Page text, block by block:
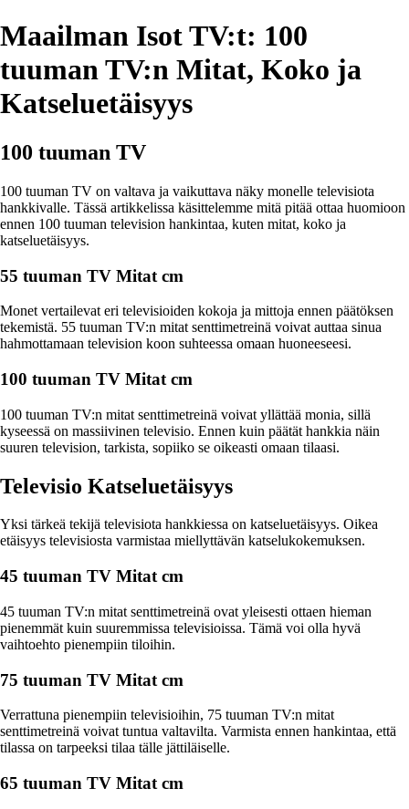
Maailman Isot TV:t: 100
tuuman TV:n Mitat, Koko ja
Katseluetäisyys
100 tuuman TV
100 tuuman TV on valtava ja vaikuttava näky monelle televisiota
hankkivalle. Tässä artikkelissa käsittelemme mitä pitää ottaa huomioon
ennen 100 tuuman television hankintaa, kuten mitat, koko ja
katseluetäisyys.
55 tuuman TV Mitat cm
Monet vertailevat eri televisioiden kokoja ja mittoja ennen päätöksen
tekemistä. 55 tuuman TV:n mitat senttimetreinä voivat auttaa sinua
hahmottamaan television koon suhteessa omaan huoneeseesi.
100 tuuman TV Mitat cm
100 tuuman TV:n mitat senttimetreinä voivat yllättää monia, sillä
kyseessä on massiivinen televisio. Ennen kuin päätät hankkia näin
suuren television, tarkista, sopiiko se oikeasti omaan tilaasi.
Televisio Katseluetäisyys
Yksi tärkeä tekijä televisiota hankkiessa on katseluetäisyys. Oikea
etäisyys televisiosta varmistaa miellyttävän katselukokemuksen.
45 tuuman TV Mitat cm
45 tuuman TV:n mitat senttimetreinä ovat yleisesti ottaen hieman
pienemmät kuin suuremmissa televisioissa. Tämä voi olla hyvä
vaihtoehto pienempiin tiloihin.
75 tuuman TV Mitat cm
Verrattuna pienempiin televisioihin, 75 tuuman TV:n mitat
senttimetreinä voivat tuntua valtavilta. Varmista ennen hankintaa, että
tilassa on tarpeeksi tilaa tälle jättiläiselle.
65 tuuman TV Mitat cm